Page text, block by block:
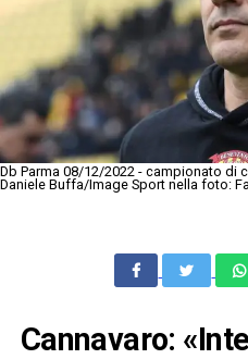
Db Parma 08/12/2022 - campionato di
Daniele Buffa/Image Sport nella foto:
Cannavaro: